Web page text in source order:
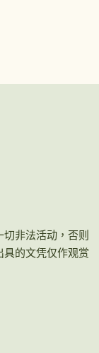
非法活动，否则
的文凭仅作观赏